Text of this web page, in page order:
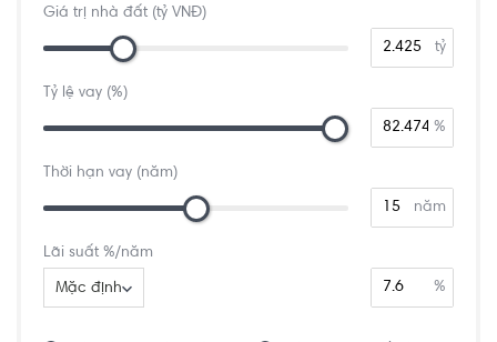
Giá trị nhà đất (tỷ VNĐ)
tỷ
Tỷ lệ vay (%)
%
Thời hạn vay (năm)
năm
Lãi suất %/năm
Mặc định %